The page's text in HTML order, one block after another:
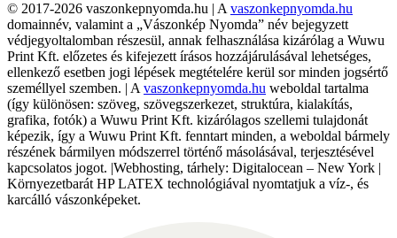
© 2017-2026 vaszonkepnyomda.hu | A vaszonkepnyomda.hu
domainnév, valamint a „Vászonkép Nyomda” név bejegyzett
védjegyoltalomban részesül, annak felhasználása kizárólag a Wuwu
Print Kft. előzetes és kifejezett írásos hozzájárulásával lehetséges,
ellenkező esetben jogi lépések megtételére kerül sor minden jogsértő
személlyel szemben. | A vaszonkepnyomda.hu weboldal tartalma
(így különösen: szöveg, szövegszerkezet, struktúra, kialakítás,
grafika, fotók) a Wuwu Print Kft. kizárólagos szellemi tulajdonát
képezik, így a Wuwu Print Kft. fenntart minden, a weboldal bármely
részének bármilyen módszerrel történő másolásával, terjesztésével
kapcsolatos jogot. |Webhosting, tárhely: Digitalocean – New York |
Környezetbarát HP LATEX technológiával nyomtatjuk a víz-, és
karcálló vászonképeket.